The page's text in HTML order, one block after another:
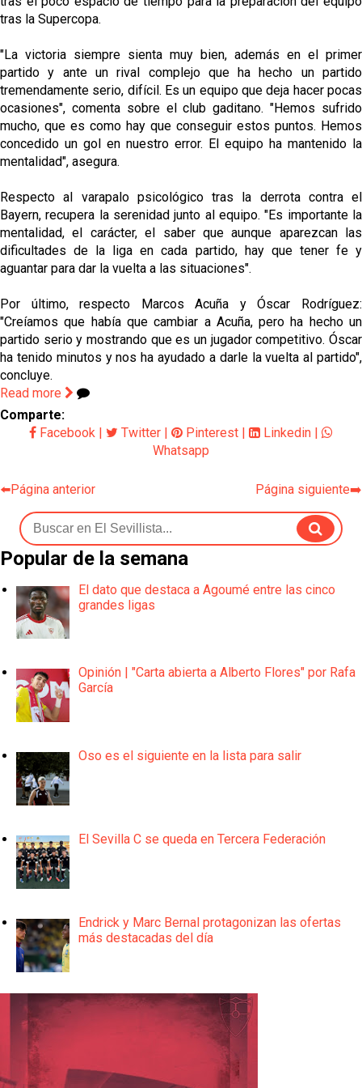
grandes ligas
Juanlu de vuelta a Sevilla para cerrar su fichaje a la
Premier
El Granada negocia con el Sevilla FC por Alberto
Flores
El Sevilla continúa con despidos y rechaza una
oferta de 420 millones por el club
El Sevilla mueve ficha por Robbie Ure: la opción 'A'
para el ataque nervionense
tras la Supercopa.
"La victoria siempre sienta muy bien, además en el primer
partido y ante un rival complejo que ha hecho un partido
tremendamente serio, difícil. Es un equipo que deja hacer pocas
ocasiones", comenta sobre el club gaditano. "Hemos sufrido
mucho, que es como hay que conseguir estos puntos. Hemos
concedido un gol en nuestro error. El equipo ha mantenido la
mentalidad", asegura.
Respecto al varapalo psicológico tras la derrota contra el
Bayern, recupera la serenidad junto al equipo. "Es importante la
mentalidad, el carácter, el saber que aunque aparezcan las
dificultades de la liga en cada partido, hay que tener fe y
aguantar para dar la vuelta a las situaciones".
Por último, respecto Marcos Acuña y Óscar Rodríguez:
"Creíamos que había que cambiar a Acuña, pero ha hecho un
partido serio y mostrando que es un jugador competitivo. Óscar
ha tenido minutos y nos ha ayudado a darle la vuelta al partido",
concluye.
Read more
Comparte:
Facebook
Twitter Pinterest Linkedin
Whatsapp
⬅️Página anterior Página siguiente➡️
Popular de la semana
El dato que destaca a Agoumé entre las cinco
grandes ligas
Opinión | "Carta abierta a Alberto Flores" por Rafa
García
Oso es el siguiente en la lista para salir
El Sevilla C se queda en Tercera Federación
Endrick y Marc Bernal protagonizan las ofertas
más destacadas del día